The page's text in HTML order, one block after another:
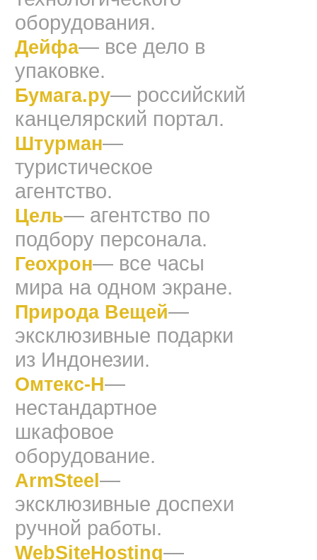
оборудования.
Дейфа— все дело в
упаковке.
Бумага.ру— российский
канцелярский портал.
Штурман—
туристическое
агентство.
Цель— агентство по
подбору персонала.
Геохрон— все часы
мира на одном экране.
Природа Вещей—
эксклюзивные подарки
из Индонезии.
Омтекс-Н—
нестандартное
шкафовое
оборудование.
ArmSteel —
эксклюзивные доспехи
ручной работы.
WebSiteHosting—